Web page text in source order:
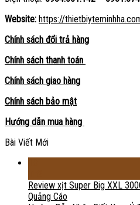
Website: https://
Chính sách đổi trả hàng
Chính sách thanh toán
Chính sách giao hàng
Chính sách bảo mật
Hướng dẫn mua hàng
Bài Viết Mới
Review xịt Super Big XXL
Quảng Cáo